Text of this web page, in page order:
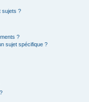
sujets ?
?
sujet spécifique ?